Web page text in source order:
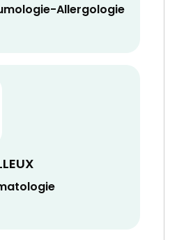
Allergologie